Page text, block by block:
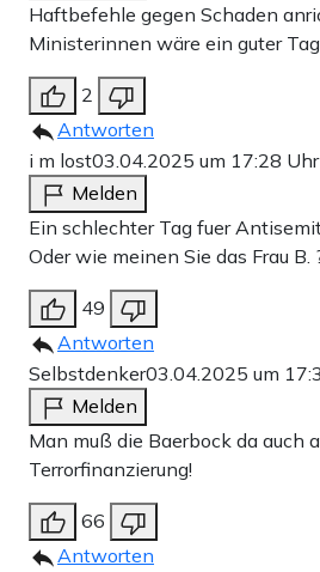
Haftbefehle gegen Schaden
Ministerinnen wäre ein guter
2
Antworten
i m lost03.04.2025 um 17:28 Uhr
Melden
Ein schlechter Tag fuer
Oder wie meinen Sie das Frau B.
49
Antworten
Selbstdenker03.04.2025 um
Melden
Man muß die Baerbock da auch
Terrorfinanzierung!
66
Antworten